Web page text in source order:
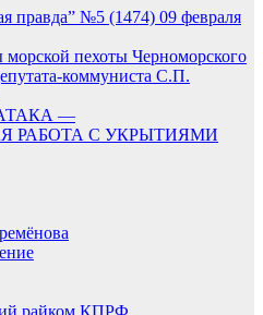
правда” №5 (1474) 09 февраля
пехоты Черноморского
коммуниста С.П.
—
РАБОТА С УКРЫТИЯМИ
райком КПРФ